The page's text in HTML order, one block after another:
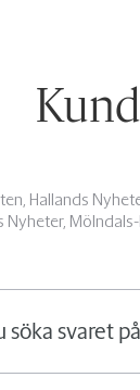
Hallands